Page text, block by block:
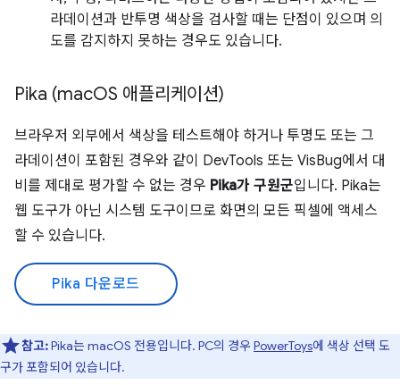
라데이션과 반투명 색상을 검사할 때는 단점이 있으며 의
도를 감지하지 못하는 경우도 있습니다.
Pika (macOS 애플리케이션)
브라우저 외부에서 색상을 테스트해야 하거나 투명도 또는 그
라데이션이 포함된 경우와 같이 DevTools 또는 VisBug에서 대
비를 제대로 평가할 수 없는 경우 Pika가 구원군입니다. Pika는
웹 도구가 아닌 시스템 도구이므로 화면의 모든 픽셀에 액세스
할 수 있습니다.
Pika 다운로드
참고:Pika는 macOS 전용입니다. PC의 경우PowerToys에 색상 선택 도
구가 포함되어 있습니다.